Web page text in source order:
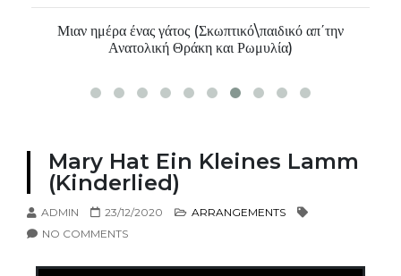
Μιαν ημέρα ένας γάτος (Σκωπτικό\παιδικό απ΄την
Ανατολική Θράκη και Ρωμυλία)
Mary Hat Ein Kleines Lamm
(Kinderlied)​
ADMIN 23/12/2020
ARRANGEMENTS
NO COMMENTS